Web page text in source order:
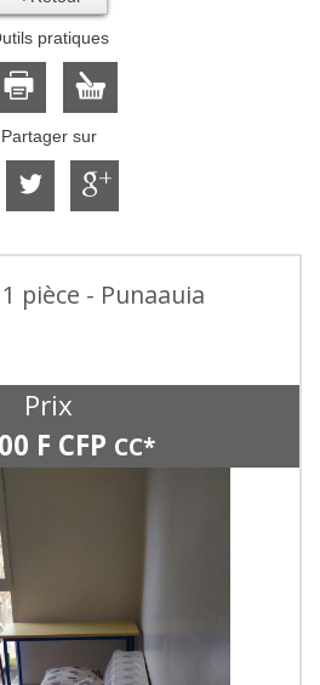
pratiques
Partager sur
pièce - Punaauia
Prix
F CFP CC*